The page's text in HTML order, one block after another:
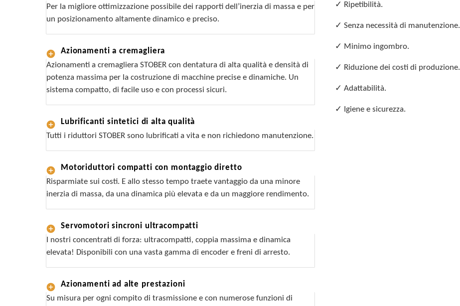
Per la migliore ottimizzazione possibile dei rapporti dell’inerzia di massa e per
un posizionamento altamente dinamico e preciso.
Azionamenti a cremagliera
Azionamenti a cremagliera STOBER con dentatura di alta qualità e densità di
potenza massima per la costruzione di macchine precise e dinamiche. Un
sistema compatto, di facile uso e con processi sicuri.
Lubrificanti sintetici di alta qualità
Tutti i riduttori STOBER sono lubrificati a vita e non richiedono manutenzione.
Motoriduttori compatti con montaggio diretto
Risparmiate sui costi. E allo stesso tempo traete vantaggio da una minore
inerzia di massa, da una dinamica più elevata e da un maggiore rendimento.
Servomotori sincroni ultracompatti
I nostri concentrati di forza: ultracompatti, coppia massima e dinamica
elevata! Disponibili con una vasta gamma di encoder e freni di arresto.
Azionamenti ad alte prestazioni
Su misura per ogni compito di trasmissione e con numerose funzioni di
✓ Ripetibilità.
✓ Senza necessità di manutenzione.
✓ Minimo ingombro.
✓ Riduzione dei costi di produzione.
✓ Adattabilità.
✓ Igiene e sicurezza.